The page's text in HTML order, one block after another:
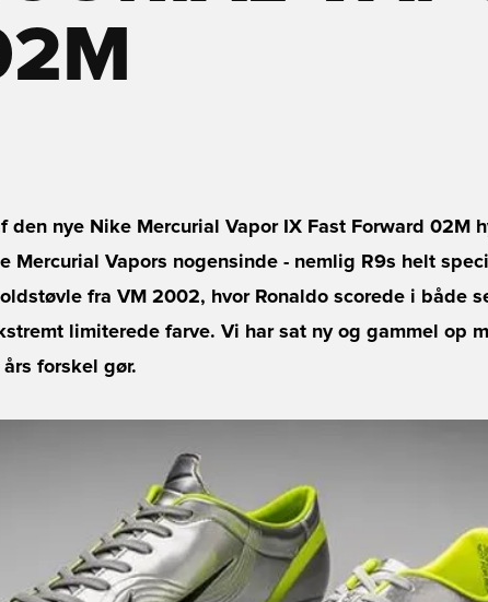
den nye Nike Mercurial Vapor IX Fast Forward 02M
Mercurial Vapors nogensinde - nemlig R9s helt
fra VM 2002, hvor Ronaldo scorede i både
limiterede farve. Vi har sat ny og gammel op
forskel gør.